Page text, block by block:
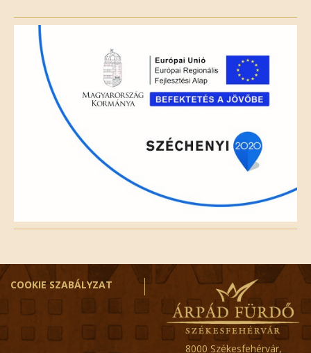
field
empty.
COOKIE SZABÁLYZAT
8000 Székesfehérvár,